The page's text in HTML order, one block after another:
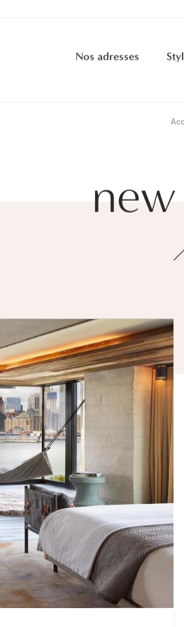
Nos adresses